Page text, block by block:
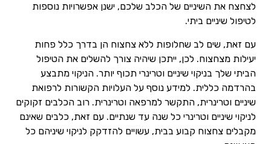
לצחצח את השיניים של הכלב שלכם, ישנן אפשרויות נוספות
לטיפול שיניים ביתי.
עם זאת, שים לב שחלופות ללא צחצוח הן בדרך כלל פחות
יעילות מצחצוח. לכן, ייתכן שיהיה צורך להשלים את הטיפול
הביתי שלך בניקוי שיניים וטרינרי תכוף יותר. הניקוי מתבצע
בהרדמה כללית. למידע נוסף על העלויות הקשורות לרפואת
שיניים וטרינרית, התקשר למרפאה וטרינרית. רוב הכלבים זקוקים
לניקוי שיניים וטרינרי כל שנה עד שנתיים. עם זאת, כלבים שאינם
מקבלים צחצוח קבוע בבית, עשויים להזדקק לניקוי שיניהם כל